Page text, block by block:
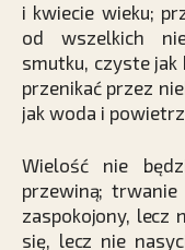
i kwiecie wieku;
od wszelkich
smutku, czyste jak
przenikać przez
jak woda i
Wielość nie
przewiną; trwanie
zaspokojony, lecz
się, lecz nie